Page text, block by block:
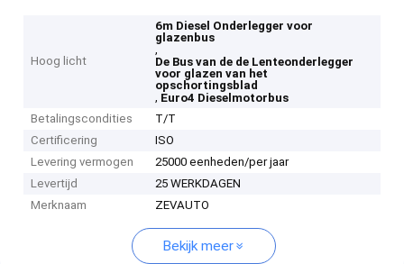
Hoog licht
6m Diesel Onderlegger voor
glazenbus
,
De Bus van de de Lenteonderlegger
voor glazen van het
opschortingsblad
, Euro4 Dieselmotorbus
Betalingscondities
T/T
Certificering
ISO
Levering vermogen
25000 eenheden/per jaar
Levertijd
25 WERKDAGEN
Merknaam
ZEVAUTO
Bekijk meer